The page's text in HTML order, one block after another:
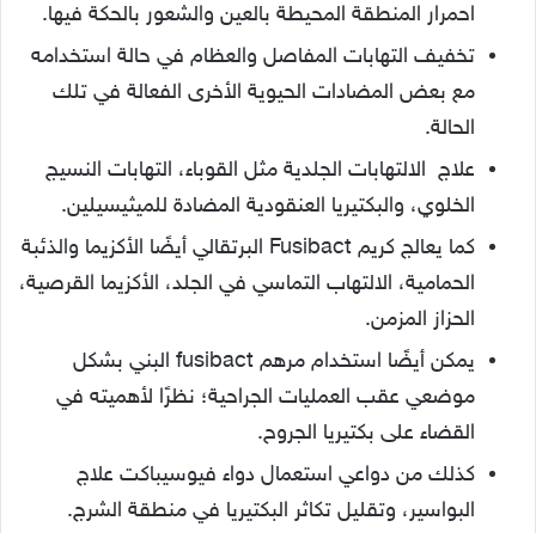
احمرار المنطقة المحيطة بالعين والشعور بالحكة فيها.
تخفيف التهابات المفاصل والعظام في حالة استخدامه
مع بعض المضادات الحيوية الأخرى الفعالة في تلك
الحالة.
علاج الالتهابات الجلدية مثل القوباء، التهابات النسيج
الخلوي، والبكتيريا العنقودية المضادة للميثيسيلين.
كما يعالج كريم Fusibact البرتقالي أيضًا الأكزيما والذئبة
الحمامية، الالتهاب التماسي في الجلد، الأكزيما القرصية،
الحزاز المزمن.
يمكن أيضًا استخدام مرهم fusibact البني بشكل
موضعي عقب العمليات الجراحية؛ نظرًا لأهميته في
القضاء على بكتيريا الجروح.
كذلك من دواعي استعمال دواء فيوسيباكت علاج
البواسير، وتقليل تكاثر البكتيريا في منطقة الشرج.